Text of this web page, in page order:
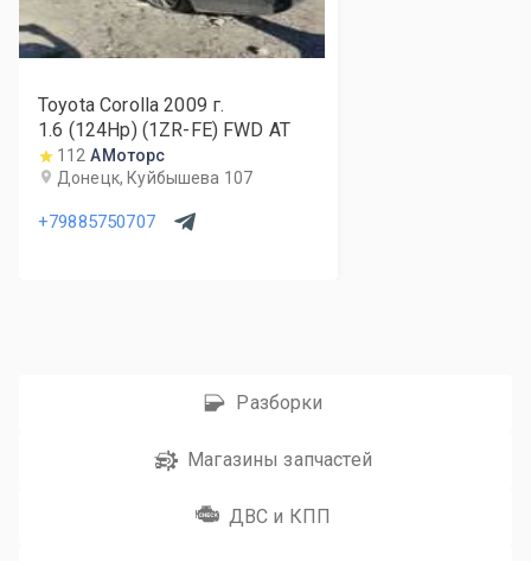
Toyota Corolla 2009 г.
1.6 (124Hp) (1ZR-FE) FWD AT
112 АМоторс
Донецк, Куйбышева 107
+79885750707
Разборки
Магазины запчастей
ДВС и КПП